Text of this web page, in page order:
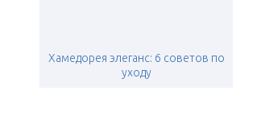
Хамедорея элеганс: 6 советов по
уходу